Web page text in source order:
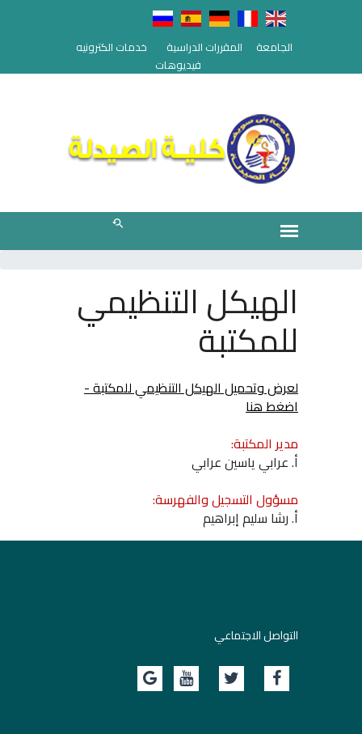
الجامعة المقررات الدراسية
خدمات الكترونيه
فيديوهات
الهيكل التنظيمي
للمكتبة
لعرض وتحميل الهيكل التنظيمي للمكتبة -
اضغط هنا
مدير المكتبة:
أ. عرابي ياسين عرابي
مسؤول التسجيل والفهرسة:
أ. رشا سليم إبراهيم
التواصل الاجتماعي